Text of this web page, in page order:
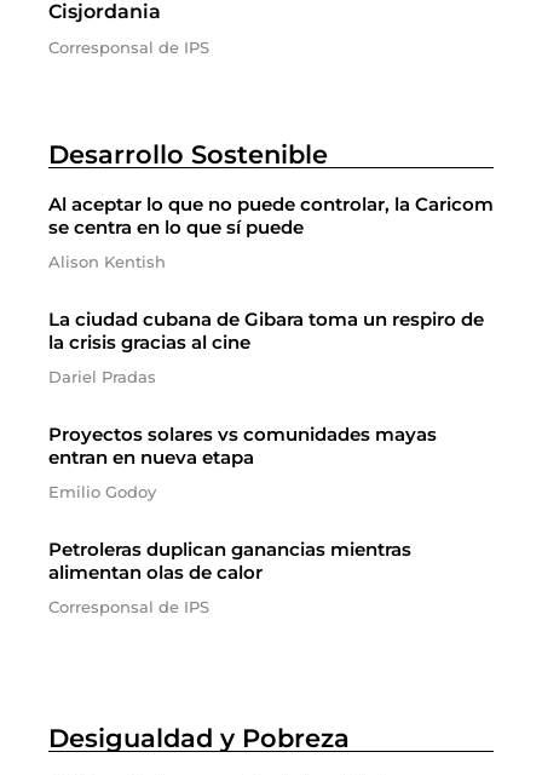
Cisjordania
Corresponsal de IPS
Desarrollo Sostenible
Al aceptar lo que no puede controlar, la Caricom
se centra en lo que sí puede
Alison Kentish
La ciudad cubana de Gibara toma un respiro de
la crisis gracias al cine
Dariel Pradas
Proyectos solares vs comunidades mayas
entran en nueva etapa
Emilio Godoy
Petroleras duplican ganancias mientras
alimentan olas de calor
Corresponsal de IPS
Desigualdad y Pobreza